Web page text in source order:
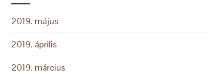
2019. május
2019. április
2019. március